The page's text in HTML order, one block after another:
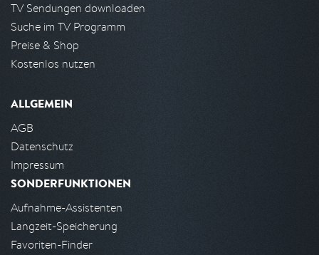
TV Sendungen downloaden
Suche im TV Programm
Preise & Shop
Kostenlos nutzen
ALLGEMEIN
AGB
Datenschutz
Impressum
SONDERFUNKTIONEN
Aufnahme-Assistenten
Langzeit-Speicherung
Favoriten-Finder